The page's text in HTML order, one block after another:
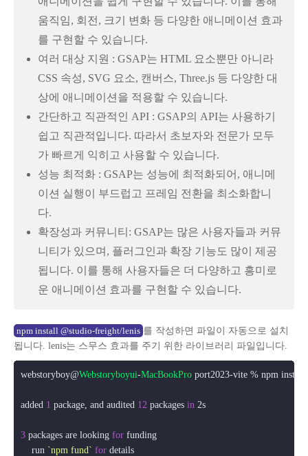
움직임, 회전, 크기 변화 등 다양한 애니메이션 효과
를 구현할 수 있습니다.
여러 대상 지원 : GSAP는 HTML 요소뿐만 아니라
CSS 속성, SVG 요소, 캔버스, Three.js 등 다양한 대
상에 애니메이션을 적용할 수 있습니다.
간단하고 직관적인 API : GSAP의 API는 사용하기
쉽고 직관적입니다. 따라서 초보자와 전문가 모두
가 빠르게 익히고 사용할 수 있습니다.
성능 최적화 : GSAP는 성능에 최적화되어, 애니메
이션 실행이 부드럽고 프레임 전환을 최소화합니
다.
확장성과 커뮤니티: GSAP는 많은 사용자들과 커뮤
니티가 있으며, 플러그인과 확장 기능도 많이 제공
됩니다. 이를 통해 사용자들은 더 다양하고 흥미로
운 애니메이션 효과를 구현할 수 있습니다.
npm install @studio-freight/lenis 를 작성하면 파일이 자동으로 설치
됩니다. lenis는 스무스 효과를 주기 위한 라이브러리 파일입니다.
webstoryboy@Webstoryboyui-MacBookPro port2023-vite % npm install
added 1 package, and audited 12 packages in 2s
3 packages are looking for funding
    run
`npm fund` for details